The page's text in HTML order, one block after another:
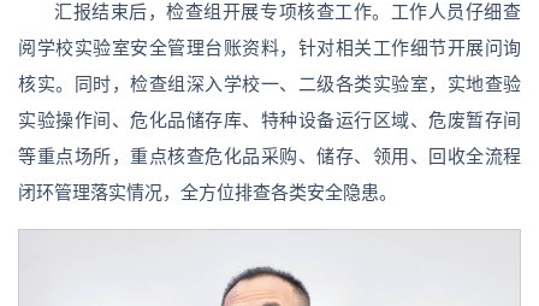
汇报结束后，检查组开展专项核查工作。工作人员仔细查
阅学校实验室安全管理台账资料，针对相关工作细节开展问询
核实。同时，检查组深入学校一、二级各类实验室，实地查验
实验操作间、危化品储存库、特种设备运行区域、危废暂存间
等重点场所，重点核查危化品采购、储存、领用、回收全流程
闭环管理落实情况，全方位排查各类安全隐患。